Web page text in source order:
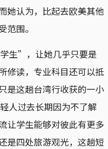
她认为，比起去欧美其他
范围。
生”，让她几乎只要是
修读，专业科目还可以抵
是这趟台湾行收获的一小
人过去长期因为不了解
让学生能够对彼此有更多
是四处旅游观光，这趟短